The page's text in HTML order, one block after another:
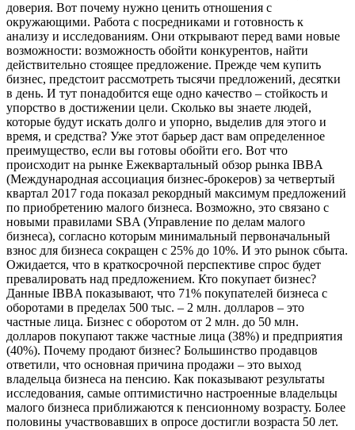
доверия. Вот почему нужно ценить отношения с
окружающими. Работа с посредниками и готовность к
анализу и исследованиям. Они открывают перед вами новые
возможности: возможность обойти конкурентов, найти
действительно стоящее предложение. Прежде чем купить
бизнес, предстоит рассмотреть тысячи предложений, десятки
в день. И тут понадобится еще одно качество – стойкость и
упорство в достижении цели. Сколько вы знаете людей,
которые будут искать долго и упорно, выделив для этого и
время, и средства? Уже этот барьер даст вам определенное
преимущество, если вы готовы обойти его. Вот что
происходит на рынке Ежеквартальный обзор рынка IBBA
(Международная ассоциация бизнес-брокеров) за четвертый
квартал 2017 года показал рекордный максимум предложений
по приобретению малого бизнеса. Возможно, это связано с
новыми правилами SBA (Управление по делам малого
бизнеса), согласно которым минимальный первоначальный
взнос для бизнеса сокращен с 25% до 10%. И это рынок сбыта.
Ожидается, что в краткосрочной перспективе спрос будет
превалировать над предложением. Кто покупает бизнес?
Данные IBBA показывают, что 71% покупателей бизнеса с
оборотами в пределах 500 тыс. – 2 млн. долларов – это
частные лица. Бизнес с оборотом от 2 млн. до 50 млн.
долларов покупают также частные лица (38%) и предприятия
(40%). Почему продают бизнес? Большинство продавцов
ответили, что основная причина продажи – это выход
владельца бизнеса на пенсию. Как показывают результаты
исследования, самые оптимистично настроенные владельцы
малого бизнеса приближаются к пенсионному возрасту. Более
половины участвовавших в опросе достигли возраста 50 лет.